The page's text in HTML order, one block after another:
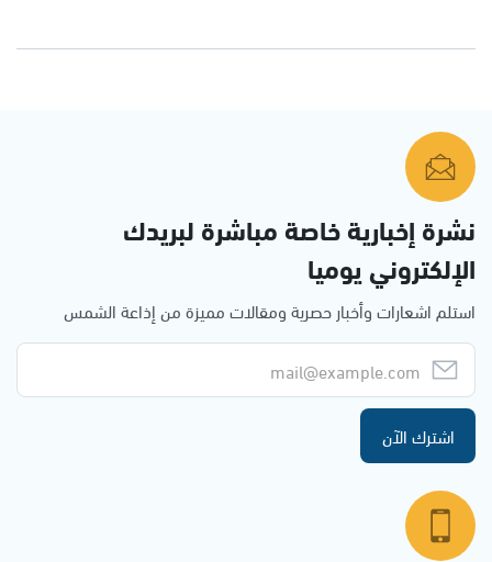
نشرة إخبارية خاصة مباشرة لبريدك
الإلكتروني يوميا
استلم اشعارات وأخبار حصرية ومقالات مميزة من إذاعة الشمس
اشترك الآن